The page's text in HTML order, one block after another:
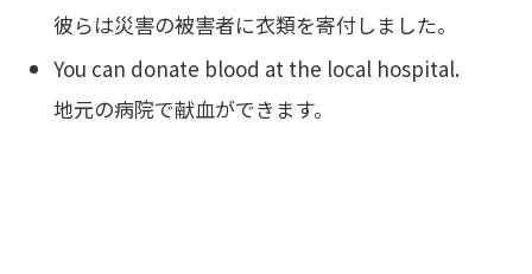
彼らは災害の被害者に衣類を寄付しました。
You can donate blood at the local hospital.
地元の病院で献血ができます。